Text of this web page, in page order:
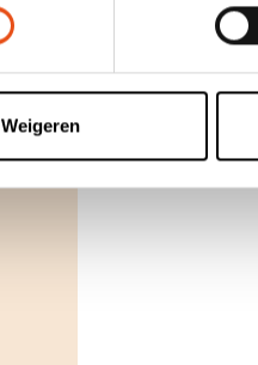
Weigeren